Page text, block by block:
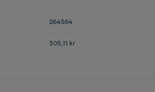
264564
305,11 kr